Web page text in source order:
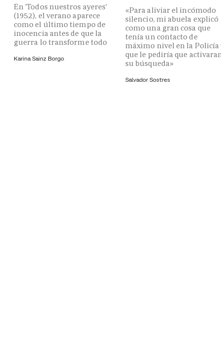
En 'Todos nuestros ayeres'
(1952), el verano aparece
como el último tiempo de
inocencia antes de que la
guerra lo transforme todo
Karina Sainz Borgo
«Para aliviar el incómodo
silencio, mi abuela explicó
como una gran cosa que
tenía un contacto de
máximo nivel en la Policía
que le pediría que
su búsqueda»
Salvador Sostres